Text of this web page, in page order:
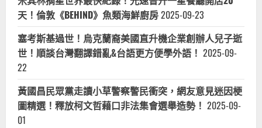
天！倫敦《BEHIND》魚類海鮮廚房2025-09-23
塞考斯基過世！烏克蘭裔美國直升機企業創辦人兒子逝
世！順談台灣翻譯錯亂&台語更方便學外語！ 2025-09-
22
黃國昌民眾黨走讀小草警察警民衝突，網友意見迷因梗
圖精選！釋放柯文哲藉口非法集會選舉造勢！ 2025-09-
01